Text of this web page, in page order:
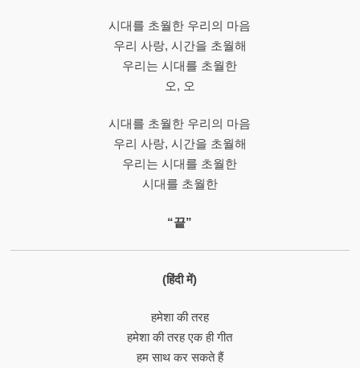
시대를 초월한 우리의 마음
우리 사랑, 시간을 초월해
우리는 시대를 초월한
오, 오
시대를 초월한 우리의 마음
우리 사랑, 시간을 초월해
우리는 시대를 초월한
시대를 초월한
“끝”
(हिंदी में)
हमेशा की तरह
हमेशा की तरह एक ही गीत
हम साथ कर सकते हैं